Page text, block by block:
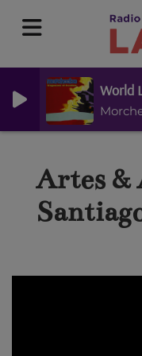
World
Artes &